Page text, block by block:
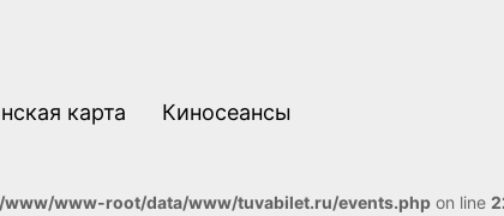
карта Киносеансы
www/www-root/data/www/tuvabilet.ru/events.php on line